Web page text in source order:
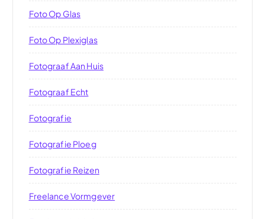
Foto Op Glas
Foto Op Plexiglas
Fotograaf Aan Huis
Fotograaf Echt
Fotografie
Fotografie Ploeg
Fotografie Reizen
Freelance Vormgever